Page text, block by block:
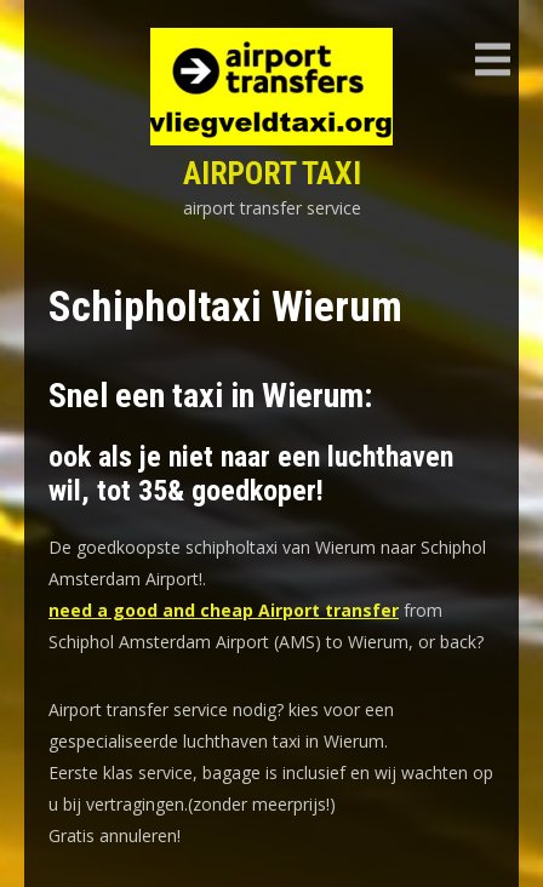
Skip
to
AIRPORT TAXI
airport transfer service
Schipholtaxi Wierum
Snel een taxi in Wierum:
ook als je niet naar een luchthaven
wil, tot 35& goedkoper!
De goedkoopste schipholtaxi van Wierum naar Schiphol
Amsterdam Airport!.
need a good and cheap Airport transfer from
Schiphol Amsterdam Airport (AMS) to Wierum, or back?
Airport transfer service nodig? kies voor een
gespecialiseerde luchthaven taxi in Wierum.
Eerste klas service, bagage is inclusief en wij wachten op
u bij vertragingen.(zonder meerprijs!)
Gratis annuleren!